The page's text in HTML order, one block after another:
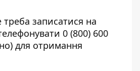
записатися на
0 (800) 600
для отримання